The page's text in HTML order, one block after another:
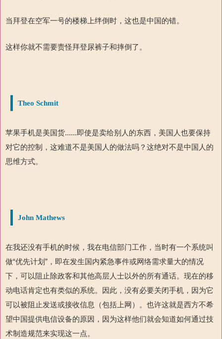
当拜登在空军一号的楼梯上绊倒时，这也是中国的错。
这样你就不需要责怪拜登尿裤子和摔倒了。
Theo Schmit
苹果手机是美国货......即使是卖给别人的东西，美国人也要保持
对它的控制，这难道不是美国人的做法吗？这绝对不是中国人的
思维方式。
John Mathews
在我还没有手机的时候，我在电信部门工作，当时有一个系统叫
做“优先计划”，即在发生国内紧急事件或网络需求量大的情况
下，可以阻止除政客和其他高层人士以外的所有通话。现在的移
动电话肯定也有类似的系统。因此，没有必要关闭手机，因为它
可以被阻止发送或接收信息（包括上网）。也许这就是西方不希
望中国提供电信设备的原因，因为这样他们就会知道如何通过技
术制造规范来实现这一点。